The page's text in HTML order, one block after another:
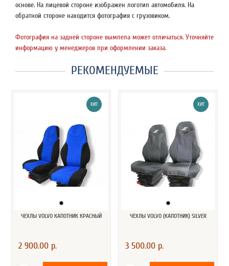
основе. На лицевой стороне изображен логотип автомобиля. На
обратной стороне находится фотография с грузовиком.
Фотография на задней стороне вымпела может отличаться. Уточняйте
информацию у менеджеров при оформлении заказа.
РЕКОМЕНДУЕМЫЕ
ХИТ
ЧЕХЛЫ VOLVO КАПОТНИК КРАСНЫЙ
2 900.00 р.
ХИТ
ЧЕХЛЫ VOLVO (КАПОТНИК) SILVER
3 500.00 р.